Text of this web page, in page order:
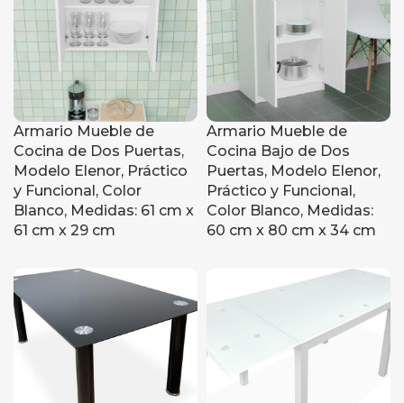
Armario Mueble de
Cocina de Dos Puertas,
Modelo Elenor, Práctico
y Funcional, Color
Blanco, Medidas: 61 cm x
61 cm x 29 cm
Armario Mueble de
Cocina Bajo de Dos
Puertas, Modelo Elenor,
Práctico y Funcional,
Color Blanco, Medidas:
60 cm x 80 cm x 34 cm